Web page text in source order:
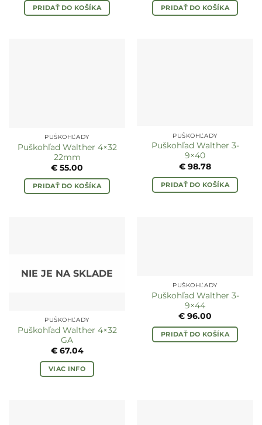
PRIDAŤ DO KOŠÍKA PRIDAŤ DO KOŠÍKA
PUŠKOHĽADY
Puškohľad Walther 4×32
22mm
€ 55.00
PRIDAŤ DO KOŠÍKA
PUŠKOHĽADY
Puškohľad Walther 3-
9×40
€ 98.78
PRIDAŤ DO KOŠÍKA
NIE JE NA SKLADE
PUŠKOHĽADY
Puškohľad Walther 4×32
GA
€67.04
VIAC INFO
PUŠKOHĽADY
Puškohľad Walther 3-
9×44
€ 96.00
PRIDAŤ DO KOŠÍKA